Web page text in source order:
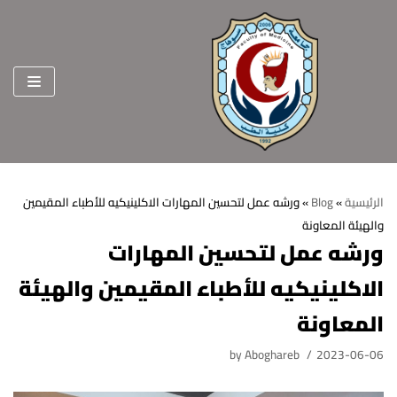
الرئيسية
عن الكلية
الرؤية والرسالة
الاهداف الاستراتيجية
الأقسام العلمية
قطاعات الكلية
الرئيسية»
Blog
»ورشه عمل لتحسين المهارات الاكلينيكيه للأطباء المقيمين
والهيئة المعاونة
ورشه عمل لتحسين المهارات
الاكلينيكيه للأطباء المقيمين والهيئة
المعاونة
byAboghareb 2023-06-06